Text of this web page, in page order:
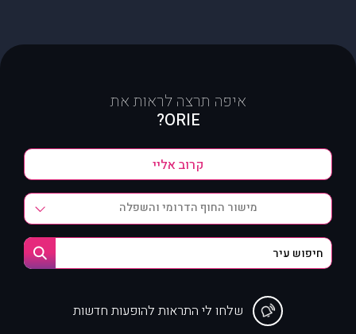
איפה תרצה לראות את
ORIE?
מישור החוף הדרומי והשפלה
שלחו לי התראות להופעות חדשות